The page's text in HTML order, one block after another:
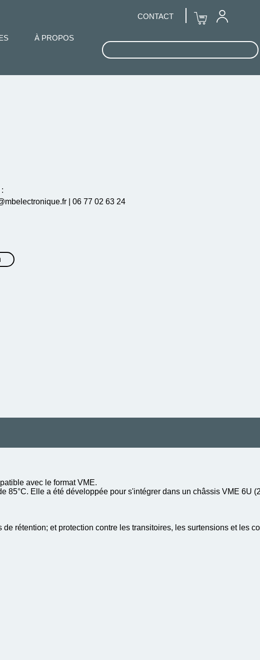
| 06 77 02 63 24
avec le format VME.
85°C. Elle a été développée pour s'intégrer dans un châssis VME 6U
rétention; et protection contre les transitoires, les surtensions et les
CONTACT
À PROPOS